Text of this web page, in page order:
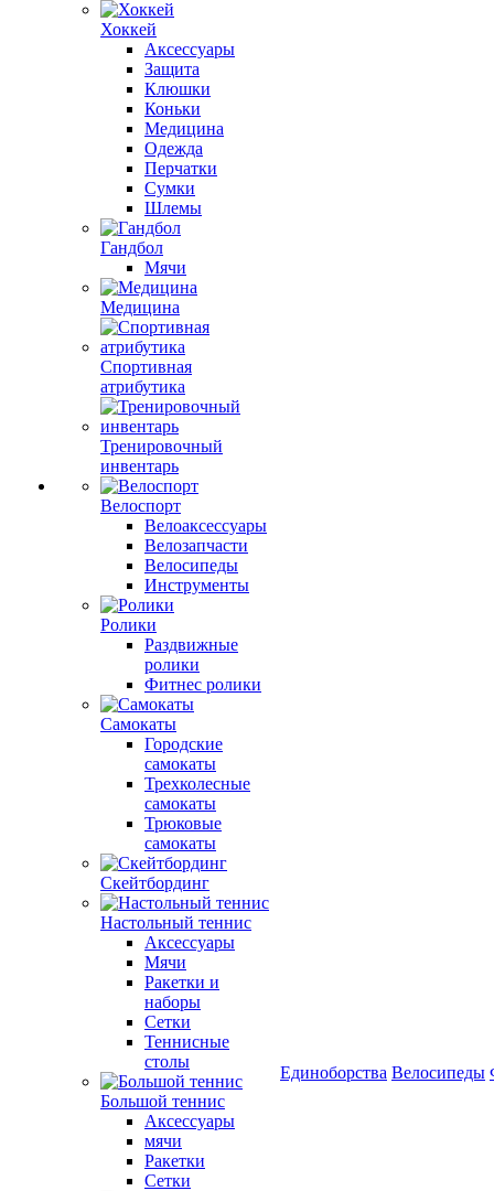
Хоккей
Аксессуары
Защита
Клюшки
Коньки
Медицина
Одежда
Перчатки
Сумки
Шлемы
Гандбол
Мячи
Медицина
Спортивная
атрибутика
Тренировочный
инвентарь
Велоспорт
Велоаксессуары
Велозапчасти
Велосипеды
Инструменты
Ролики
Раздвижные
ролики
Фитнес ролики
Самокаты
Городские
самокаты
Трехколесные
самокаты
Трюковые
самокаты
Скейтбординг
Настольный теннис
Аксессуары
Мячи
Ракетки и
наборы
Сетки
Теннисные
столы
Большой теннис
Аксессуары
мячи
Ракетки
Сетки
Единоборства Велосипеды